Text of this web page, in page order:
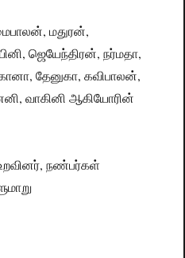
மதுரன்,
ஜெயேந்திரன், நர்மதா,
தேனுகா, கவிபாலன்,
வாகினி ஆகியோரின்
நண்பர்கள்